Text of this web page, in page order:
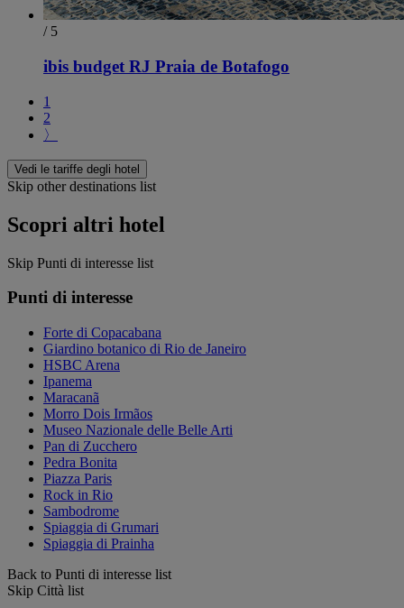
/ 5
ibis budget RJ Praia de Botafogo
1
2
〉
Vedi le tariffe degli hotel
Skip other destinations list
Scopri altri hotel
Skip Punti di interesse list
Punti di interesse
Forte di Copacabana
Giardino botanico di Rio de Janeiro
HSBC Arena
Ipanema
Maracanã
Morro Dois Irmãos
Museo Nazionale delle Belle Arti
Pan di Zucchero
Pedra Bonita
Piazza Paris
Rock in Rio
Sambodrome
Spiaggia di Grumari
Spiaggia di Prainha
Back to Punti di interesse list
Skip Città list